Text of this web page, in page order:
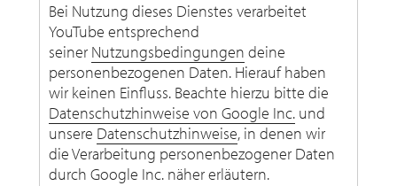
Bei Nutzung dieses Dienstes verarbeitet
YouTube entsprechend
seiner Nutzungsbedingungen deine
personenbezogenen Daten. Hierauf haben
wir keinen Einfluss. Beachte hierzu bitte die
Datenschutzhinweise von Google Inc. und
unsere Datenschutzhinweise, in denen wir
die Verarbeitung personenbezogener Daten
durch Google Inc. näher erläutern.